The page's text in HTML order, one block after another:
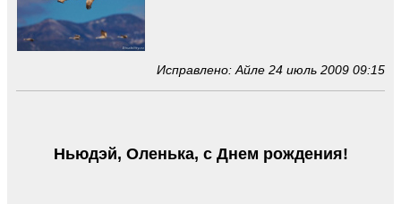
Исправлено: Айле 24 июль 2009 09:15
Ньюдэй, Оленька, с Днем рождения!